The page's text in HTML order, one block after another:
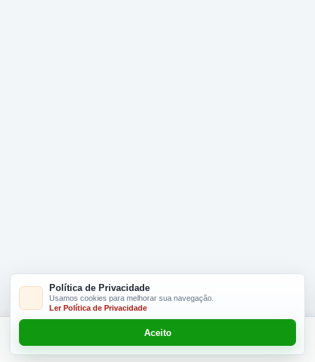
Adicionar R$ 6,50
Política de Privacidade
Usamos cookies para melhorar sua navegação.
Ler Política de Privacidade
Aceito